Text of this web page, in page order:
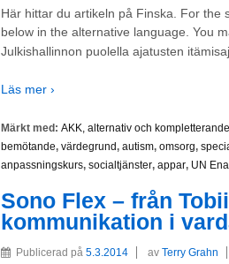
Här hittar du artikeln på Finska. For the
below in the alternative language. You
Julkishallinnon puolella ajatusten
Läs mer ›
Märkt med: AKK, alternativ och
bemötande, värdegrund, autism, omsorg,
anpassningskurs, socialtjänster, appar, UN
Sono Flex – från
kommunikation i
Publicerad på 5.3.2014 av Terry Grahn